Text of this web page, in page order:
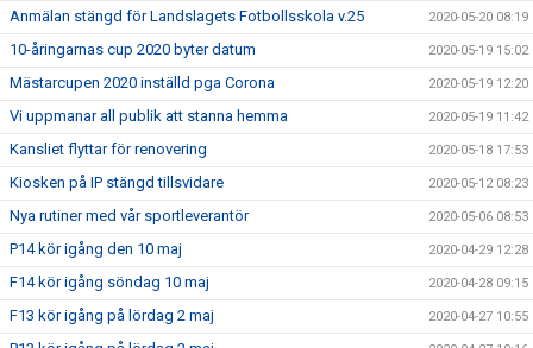
Anmälan stängd för Landslagets Fotbollsskola v.25 2020-05-20 08:19
10-åringarnas cup 2020 byter datum 2020-05-19 15:02
Mästarcupen 2020 inställd pga Corona 2020-05-19 12:20
Vi uppmanar all publik att stanna hemma 2020-05-19 11:42
Kansliet flyttar för renovering 2020-05-18 17:53
Kiosken på IP stängd tillsvidare 2020-05-12 08:23
Nya rutiner med vår sportleverantör 2020-05-06 08:53
P14 kör igång den 10 maj 2020-04-29 12:28
F14 kör igång söndag 10 maj 2020-04-28 09:15
F13 kör igång på lördag 2 maj 2020-04-27 10:55